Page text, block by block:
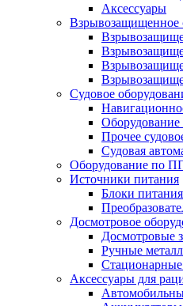
Аксессуары
Взрывозащищенное
Судовое
Оборудование
Прочее
Судовая
Оборудование по
Источники питания
Блоки питания
Досмотровое
Досмотровые
Ручные
Стационарные
Аксессуары для